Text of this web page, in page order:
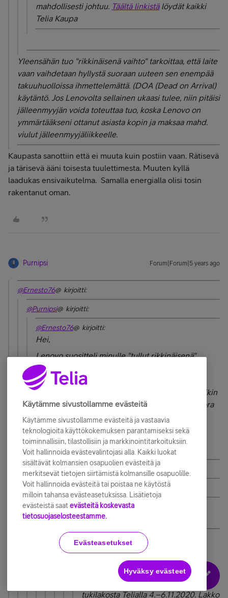
mahdollisesti johtuu. Täältä linkistälöydät kaikki
Telia Kaupa
Yleensähän tuo "rikkinäisenä vaihto" tarkoittaa, että laite
vaan vaihdetaan hyllystä suoraan uuteen sen enempää
takuuhuolloissa ihmettelemättä. (DOA (Dead on Arrival)
käytäntö. Jos Lenovolta sellainen ukaasi tulee, niin pitäisi
jälleenmyyjän voida toteuttaa tuo, koska Lenovo on
ymmärtääkseni ottanut asiasta kopin ja maksaa mahd.
viulut jälleenmyyjäliikkeelle.
Kaupasta sanottiin että ei muuta kuin postiin vaan. Rätisevä
ja tärisevä ääni toisesta tuulettimesta. Muuten kyllä
laadukas ensivaikutelma. Samalla energialla olisi tosin
rakentanut oman.
Purnipsi Forum|Forum|5 years ago
@Ernesto76@ kirjoitti:
@Purnipsi@ kirjoitti:
@Ernesto76@ kirjoitti:
Hei,
Lenovo suositteli minulle "tullut rikkinäisenä"
vaihtoa. Koneen halvin osa aiheuttaa armotonta
säätöä. Kone on ollut vähän yli 24h. EN
TODELLAKAAN ala raahaamaan tuota pitkin poikin
ennen kuin joku puhuu minun kanssa. O tempora
o mores. Made in China ja tukilakot.
@HannaMarikaL @ kirjoitti:
@Ernesto76@ kirjoitti:
@Ernesto76@ kirjoitti:
Ostin t
Tiedote telia.fi sivuilla:
Ammattiliitto Pro on ilmoittanut
tukilakosta Telialla 4.–6.11.2020. Lakko
Käytämme sivustollamme evästeitä
Käytämme sivustollamme evästeitä ja vastaavia
teknologioita käyttökokemuksen parantamiseksi sekä
toiminnallisiin, tilastollisiin ja markkinointitarkoituksiin.
Voit hallinnoida evästevalintojasi alla. Kaikki luokat
sisältävät kolmansien osapuolien evästeitä ja
merkitsevät tietojen siirtämistä kolmansille osapuolille.
Voit hallinnoida evästeitä tai poistaa ne käytöstä
milloin tahansa evästeasetuksissa. Lisätietoja
evästeistä saat evästeitä koskevasta
tietosuojaselosteestamme.
Evästeasetukset
Hyväksy evästeet